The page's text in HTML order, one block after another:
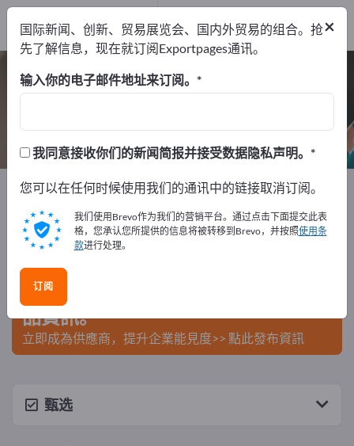
组织管理用设备 – 查找制造商和供应商
30 28 2
制造商28
经销商2
Exportpages 办公用品 组织管理用设备
在Exportpages免費刊登廣告！
在Exportpages上發布您的公司與產
品資訊。
立即成為供應商，提升企業能見度>> 點此發布資訊
甄选
×
国际新闻、创新、贸易展览会、国内外贸易的组合。抢
先了解信息，现在就订阅Exportpages通讯。
输入你的电子邮件地址来订阅。
我同意接收你们的新闻简报并接受数据隐私声明。
您可以在任何时候使用我们的通讯中的链接取消订阅。
我们使用Brevo作为我们的营销平台。通过点击下面提交此表
格，您承认您所提供的信息将被转移到Brevo，并按照使用条
款进行处理。
订阅